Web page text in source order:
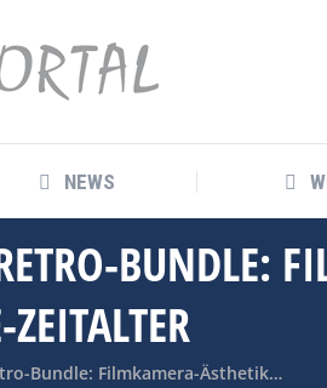
NEWS
BUNDLE:
Bundle: Filmkamera-Ästhetik…
NEWS